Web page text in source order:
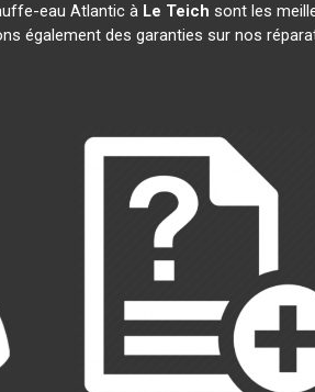
eau Atlantic à Le Teich sont les
également des garanties sur nos